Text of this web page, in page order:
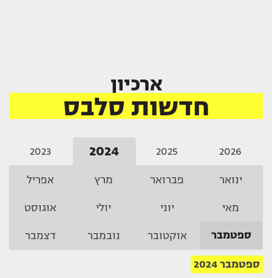
ארכיון
חדשות סלבס
2026
2025
2024
2023
ינואר פברואר מרץ אפריל
מאי יוני יולי אוגוסט
ספטמבר אוקטובר נובמבר דצמבר
ספטמבר 2024